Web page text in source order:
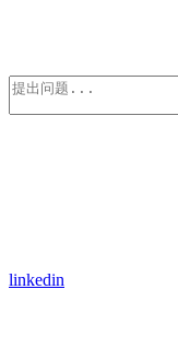
linkedin